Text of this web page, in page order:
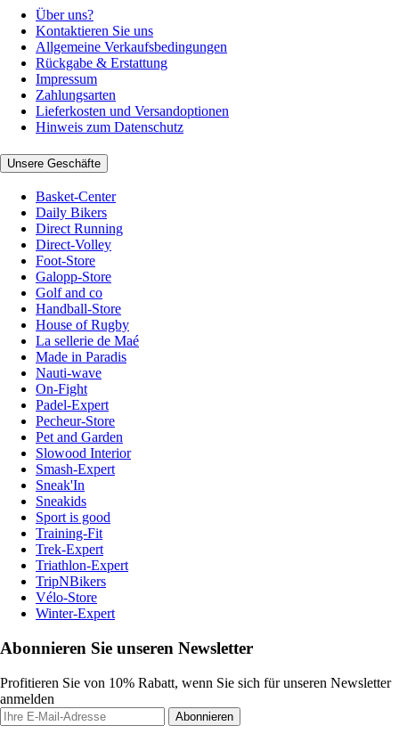
Über uns?
Kontaktieren Sie uns
Allgemeine Verkaufsbedingungen
Rückgabe & Erstattung
Impressum
Zahlungsarten
Lieferkosten und Versandoptionen
Hinweis zum Datenschutz
Unsere Geschäfte
Basket-Center
Daily Bikers
Direct Running
Direct-Volley
Foot-Store
Galopp-Store
Golf and co
Handball-Store
House of Rugby
La sellerie de Maé
Made in Paradis
Nauti-wave
On-Fight
Padel-Expert
Pecheur-Store
Pet and Garden
Slowood Interior
Smash-Expert
Sneak'In
Sneakids
Sport is good
Training-Fit
Trek-Expert
Triathlon-Expert
TripNBikers
Vélo-Store
Winter-Expert
Abonnieren Sie unseren Newsletter
Profitieren Sie von 10% Rabatt, wenn Sie sich für unseren Newsletter
anmelden
Abonnieren